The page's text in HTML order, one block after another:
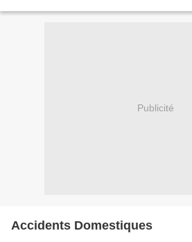
Publicité
Accidents Domestiques